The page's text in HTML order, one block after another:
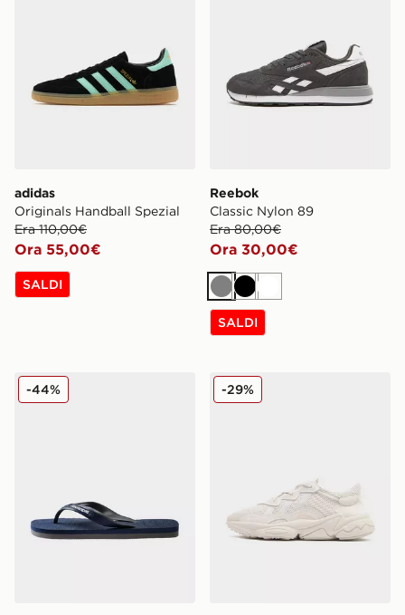
adidas
Originals Handball Spezial
Era 110,00€
Ora 55,00€
SALDI
Reebok
Classic Nylon 89
Era 80,00€
Ora 30,00€
Grigio
NeroBianco
SALDI
Havaianas Dual
-44% adidas Originals Ozweego
-29%